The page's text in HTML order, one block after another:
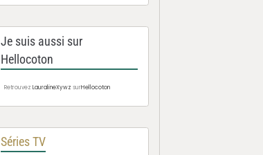
Je suis aussi sur
Hellocoton
RetrouvezLauralineXywz surHellocoton
Séries TV